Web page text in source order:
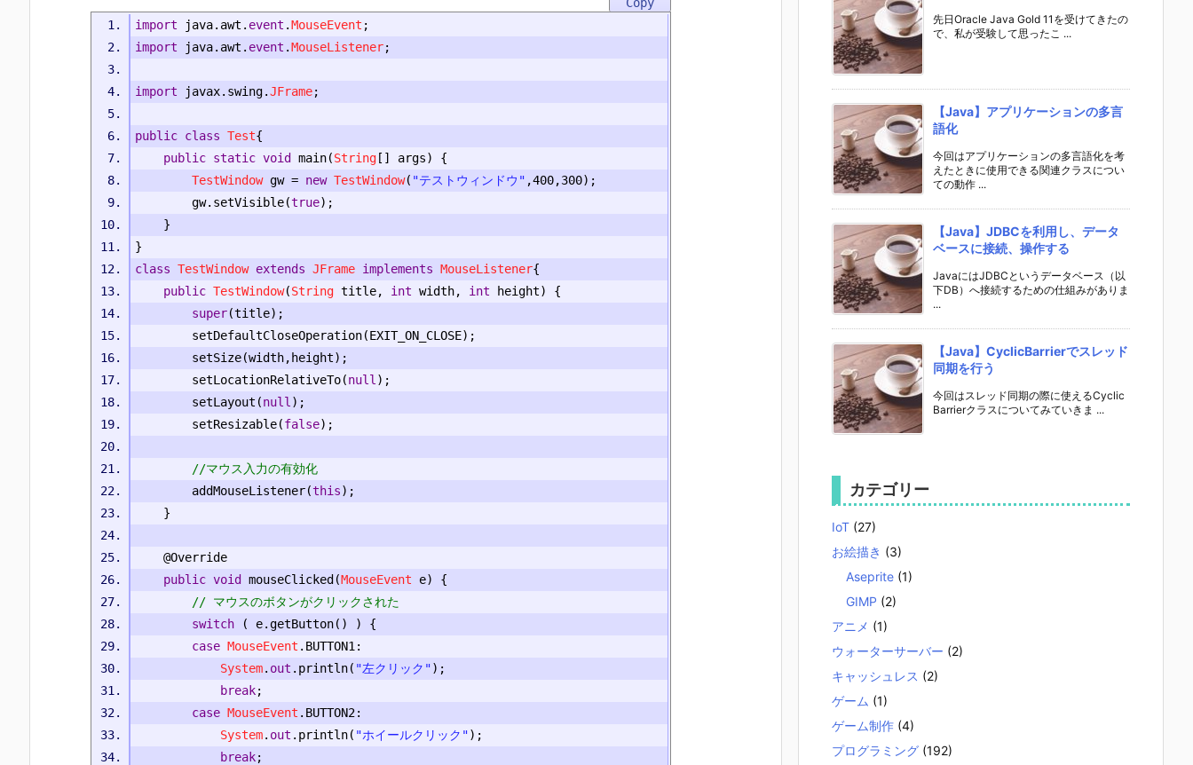
import java. awt . event .MouseEvent ;
import java. awt . event .MouseListener;
import javax. swing.JFrame;
public class Test{
public static void main(String[] args)
{
TestWindow gw = new TestWindow( "テストウィンドウ" ,400,300);
		gw
. setVisible(true);
}
}
class TestWindow extends JFrame implements MouseListener{
public TestWindow(String title, int width, int height)
{
super(title);
		setDefaultCloseOperation
(EXIT_ON_CLOSE);
		setSize
(width,height);
		setLocationRelativeTo
(null );
		setLayout
(null );
		setResizable
(false);
//マウス入力の有効化
		addMouseListener
(this);
}
@Override
public void mouseClicked(MouseEvent e)
{
// マウスのボタンがクリックされた
switch
( e.getButton() )
{
case MouseEvent . BUTTON1 :
System. out . println( "左クリック");
break;
case MouseEvent . BUTTON2:
System. out . println( "ホイールクリック");
break;
先日Oracle Java Gold 11を受けてきたの
で、私が受験して思ったこ ...
【Java】アプリケーションの多言
語化
今回はアプリケーションの多言語化を考
えたときに使用できる関連クラスについ
ての動作 ...
【Java】JDBCを利用し、データ
ベースに接続、操作する
JavaにはJDBCというデータベース（以
下DB）へ接続するための仕組みがありま
...
【Java】CyclicBarrierでスレッド
同期を行う
今回はスレッド同期の際に使えるCyclic
Barrierクラスについてみていきま ...
カテゴリー
IoT (27)
お絵描き (3)
Aseprite (1)
GIMP (2)
アニメ (1)
ウォーターサーバー (2)
キャッシュレス (2)
ゲーム (1)
ゲーム制作 (4)
プログラミング (192)